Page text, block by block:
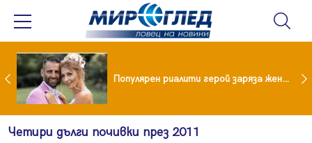
Водата от чешмата често е по-добра от бутилираната Популярен риалити герой заряза жена си заради друга
Четири дълги почивки през 2011